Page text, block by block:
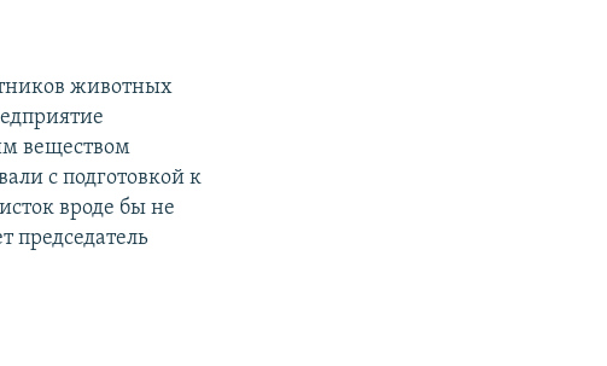
животных
веществом
с подготовкой к
вроде бы не
председатель